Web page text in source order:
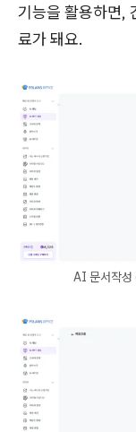
기능을 활용하면,
료가 돼요.
AI 문서작성